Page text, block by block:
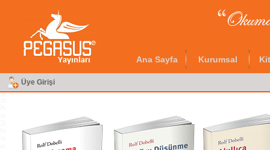
Ana Sayfa Kurumsal
Üye Girişi